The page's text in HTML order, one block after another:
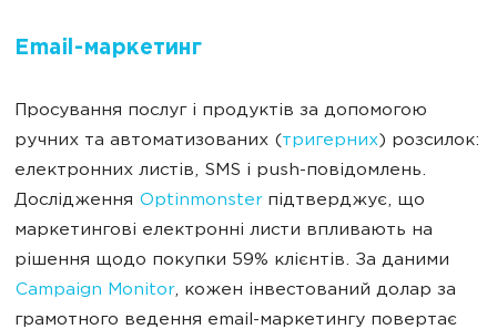
Email-маркетинг
Просування послуг і продуктів за допомогою
ручних та автоматизованих (тригерних) розсилок:
електронних листів, SMS і рush-повідомлень.
Дослідження Optinmonsterпідтверджує, що
маркетингові електронні листи впливають на
рішення щодо покупки 59% клієнтів. За даними
Campaign Monitor, кожен інвестований долар за
грамотного ведення email-маркетингу повертає